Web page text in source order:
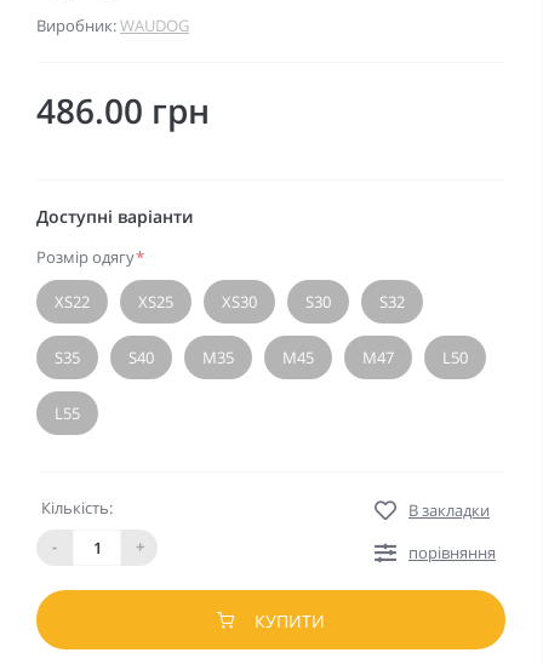
Виробник:WAUDOG
486.00 грн
Доступні варіанти
Розмір одягу*
XS22 XS25 XS30 S30 S32
S35 S40 M35 M45 M47 L50
L55
Кількість:
-
+
В закладки
порівняння
КУПИТИ